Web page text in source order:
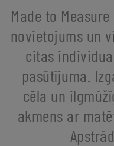
Made to
novietojums un
citas
pasūtījuma.
cēla un
akmens ar